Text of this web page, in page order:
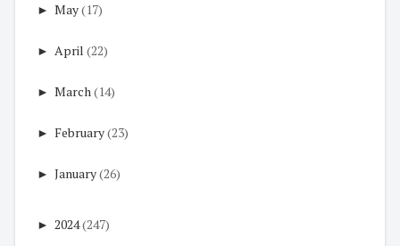
► May(17)
► April (22)
► March(14)
► February(23)
► January(26)
► 2024(247)